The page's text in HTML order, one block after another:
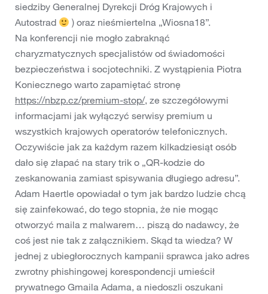
siedziby Generalnej Dyrekcji Dróg Krajowych i
Autostrad
) oraz nieśmiertelna „Wiosna18”.
Na konferencji nie mogło zabraknąć
charyzmatycznych specjalistów od świadomości
bezpieczeństwa i socjotechniki. Z wystąpienia Piotra
Koniecznego warto zapamiętać stronę
https://nbzp.cz/premium-stop/, ze szczegółowymi
informacjami jak wyłączyć serwisy premium u
wszystkich krajowych operatorów telefonicznych.
Oczywiście jak za każdym razem kilkadziesiąt osób
dało się złapać na stary trik o „QR-kodzie do
zeskanowania zamiast spisywania długiego adresu”.
Adam Haertle opowiadał o tym jak bardzo ludzie chcą
się zainfekować, do tego stopnia, że nie mogąc
otworzyć maila z malwarem… piszą do nadawcy, że
coś jest nie tak z załącznikiem. Skąd ta wiedza? W
jednej z ubiegłorocznych kampanii sprawca jako adres
zwrotny phishingowej korespondencji umieścił
prywatnego Gmaila Adama, a niedoszli oszukani